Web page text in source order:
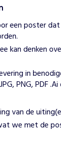
een poster
kan denken
in
PNG, PDF .Ai
van de
we met de